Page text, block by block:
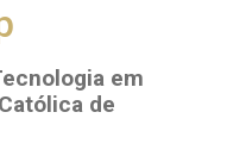
em
de